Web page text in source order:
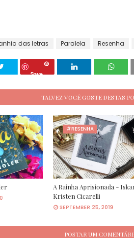
das letras Paralela Resenha
Save
TALVEZ VOCÊ GOSTE DESTAS
#RESENHA
A Rainha Aprisionada - Iskari
Kristen Cicarelli
SEPTEMBER 25, 2019
POSTAR UM